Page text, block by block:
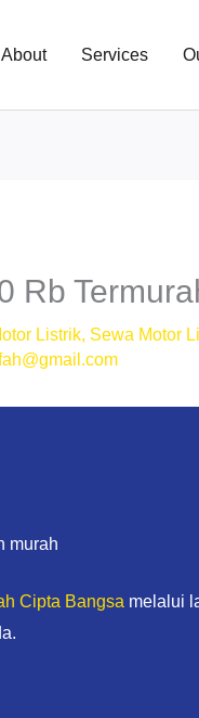
About Services
Rb
Listrik, Sewa Motor
murah
Cipta Bangsa melalui